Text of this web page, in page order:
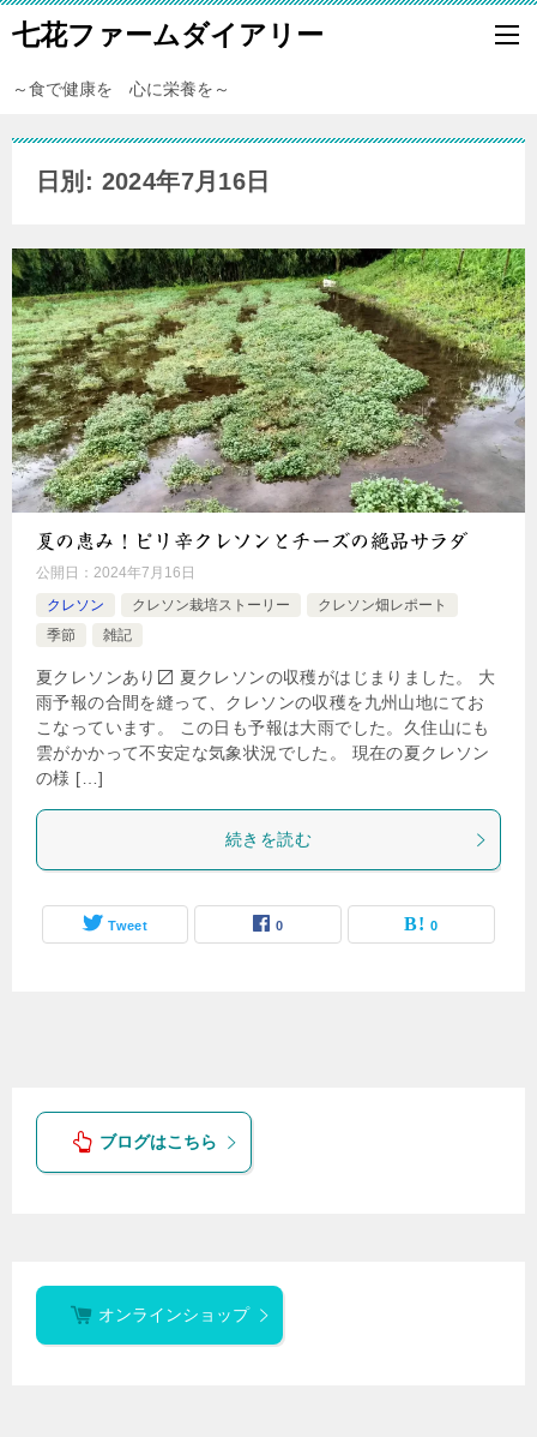
七花ファームダイアリー
～食で健康を 心に栄養を～
日別: 2024年7月16日
夏の恵み！ピリ辛クレソンとチーズの絶品サラダ
公開日： 2024年7月16日
クレソン
クレソン栽培ストーリー
クレソン畑レポート
季節
雑記
夏クレソンあり〼 夏クレソンの収穫がはじまりました。 大
雨予報の合間を縫って、クレソンの収穫を九州山地にてお
こなっています。 この日も予報は大雨でした。久住山にも
雲がかかって不安定な気象状況でした。 現在の夏クレソン
の様 […]
続きを読む
Tweet 0 0
ブログはこちら
オンラインショップ